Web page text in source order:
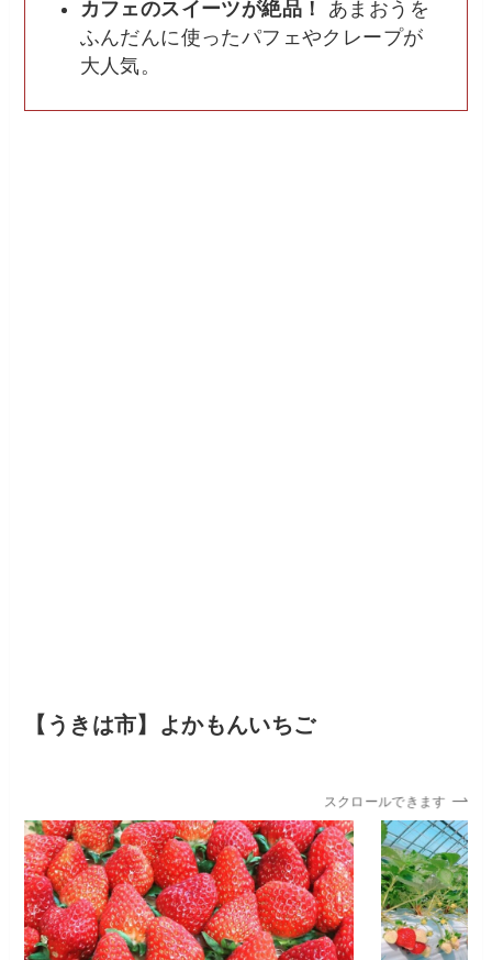
カフェのスイーツが絶品！
あまおうを
ふんだんに使ったパフェやクレープが
大人気。
【うきは市】よかもんいちご
スクロールできます